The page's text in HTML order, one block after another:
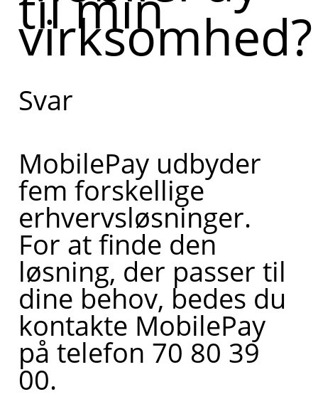
virksomhed?
Svar
MobilePay udbyder
fem forskellige
erhvervsløsninger.
For at finde den
løsning, der passer til
dine behov, bedes du
kontakte MobilePay
på telefon 70 80 39
00.
bestiller
MobilePay
virksomhed.
fortælle lidt
mere om,
hvad du har
brug for
hjælp til?
Hvis du
ønsker,
kan jeg